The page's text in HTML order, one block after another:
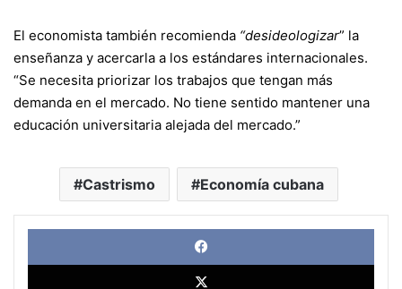
El economista también recomienda “desideologizar” la
enseñanza y acercarla a los estándares internacionales.
“Se necesita priorizar los trabajos que tengan más
demanda en el mercado. No tiene sentido mantener una
educación universitaria alejada del mercado.”
Castrismo Economía cubana
X